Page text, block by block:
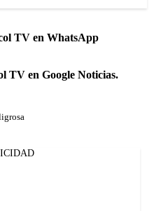
TV en WhatsApp
TV en Google Noticias.